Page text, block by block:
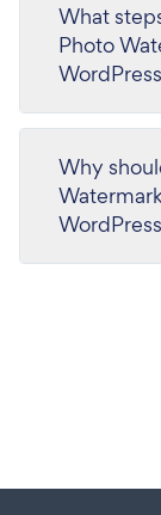
What
Photo
Why